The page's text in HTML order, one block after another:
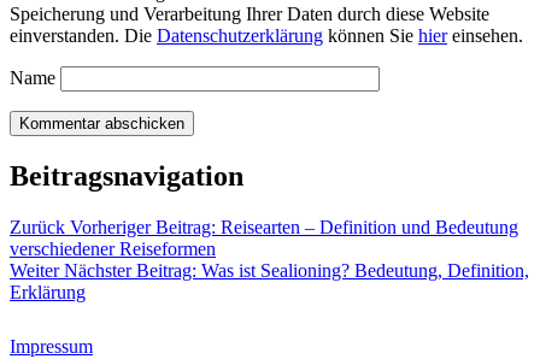
Speicherung und Verarbeitung Ihrer Daten durch diese Website
einverstanden. Die Datenschutzerklärung können Sie hiereinsehen.
Name
Beitragsnavigation
Zurück Vorheriger Beitrag: Reisearten – Definition und Bedeutung
verschiedener Reiseformen
Weiter Nächster Beitrag: Was ist Sealioning? Bedeutung, Definition,
Erklärung
Impressum